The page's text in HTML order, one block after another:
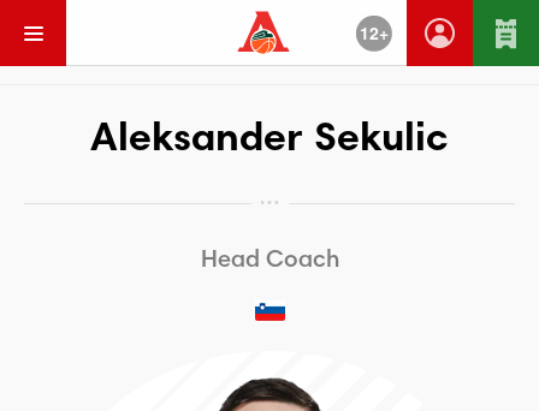
12+
Aleksander Sekulic
Head Coach